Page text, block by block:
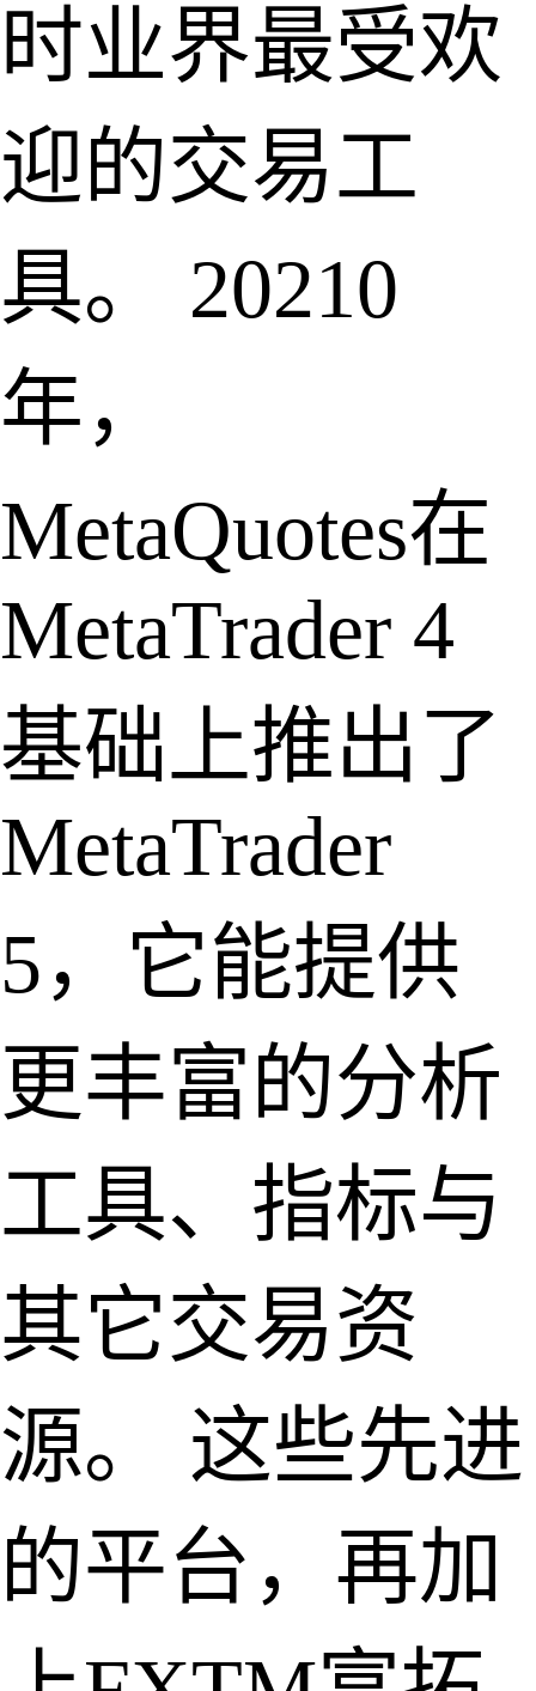
时业界最受欢
迎的交易工
具。 20210
年，
MetaQuotes在
MetaTrader 4
基础上推出了
MetaTrader
5，它能提供
更丰富的分析
工具、指标与
其它交易资
源。 这些先进
的平台，再加